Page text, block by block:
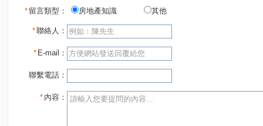
* 留言類型： 房地產知識 其他
*聯絡人：
* E-mail：
聯繫電話：
* 內容：